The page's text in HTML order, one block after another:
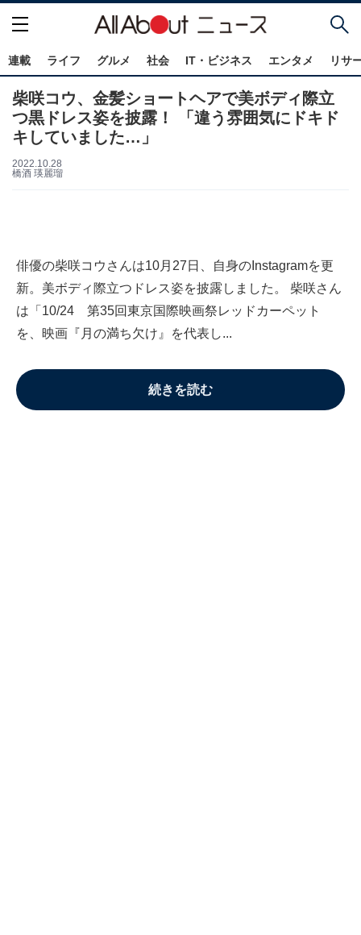
連載 ライフ グルメ 社会 IT・ビジネス エンタメ リサ
柴咲コウ、金髪ショートヘアで美ボディ際立
つ黒ドレス姿を披露！ 「違う雰囲気にドキド
キしていました…」
2022.10.28
橋酒 瑛麗瑠
俳優の柴咲コウさんは10月27日、自身のInstagramを更
新。美ボディ際立つドレス姿を披露しました。 柴咲さん
は「10/24 第35回東京国際映画祭レッドカーペット
を、映画『月の満ち欠け』を代表し...
続きを読む